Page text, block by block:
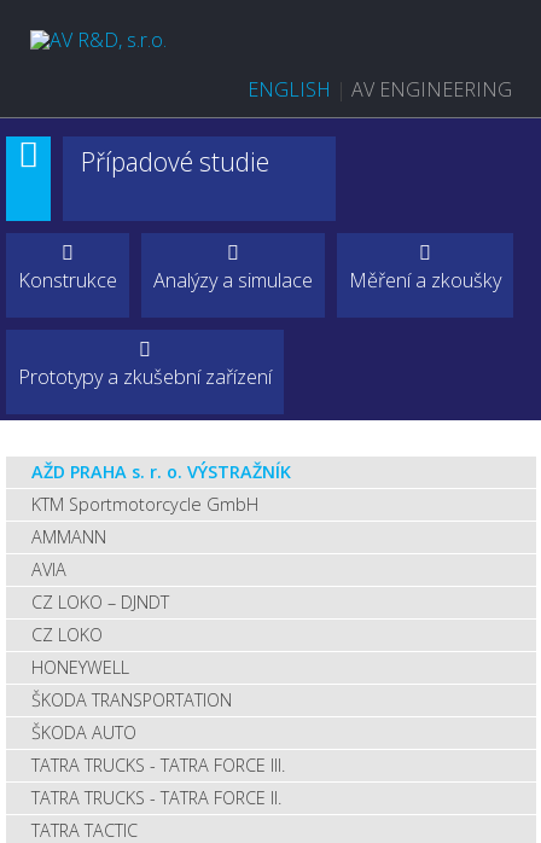
ENGLISH | AV ENGINEERING
Případové studie
Konstrukce Analýzy a simulace Měření a zkoušky
Prototypy a zkušební zařízení
AŽD PRAHA s. r. o. VÝSTRAŽNÍK
KTM Sportmotorcycle GmbH
AMMANN
AVIA
CZ LOKO – DJNDT
CZ LOKO
HONEYWELL
ŠKODA TRANSPORTATION
ŠKODA AUTO
TATRA TRUCKS - TATRA FORCE III.
TATRA TRUCKS - TATRA FORCE II.
TATRA TACTIC